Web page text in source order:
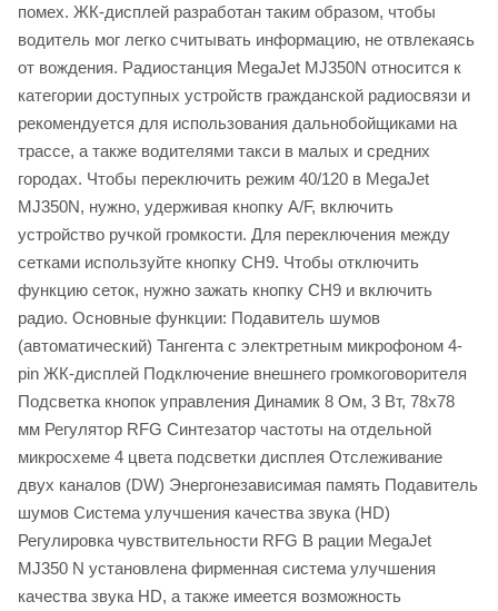
помех. ЖК-дисплей разработан таким образом, чтобы
водитель мог легко считывать информацию, не отвлекаясь
от вождения. Радиостанция MegaJet MJ350N относится к
категории доступных устройств гражданской радиосвязи и
рекомендуется для использования дальнобойщиками на
трассе, а также водителями такси в малых и средних
городах. Чтобы переключить режим 40/120 в MegaJet
MJ350N, нужно, удерживая кнопку A/F, включить
устройство ручкой громкости. Для переключения между
сетками используйте кнопку CH9. Чтобы отключить
функцию сеток, нужно зажать кнопку CH9 и включить
радио. Основные функции: Подавитель шумов
(автоматический) Тангента с электретным микрофоном 4-
pin ЖК-дисплей Подключение внешнего громкоговорителя
Подсветка кнопок управления Динамик 8 Ом, 3 Вт, 78х78
мм Регулятор RFG Синтезатор частоты на отдельной
микросхеме 4 цвета подсветки дисплея Отслеживание
двух каналов (DW) Энергонезависимая память Подавитель
шумов Система улучшения качества звука (HD)
Регулировка чувствительности RFG В рации MegaJet
MJ350 N установлена фирменная система улучшения
качества звука HD, а также имеется возможность